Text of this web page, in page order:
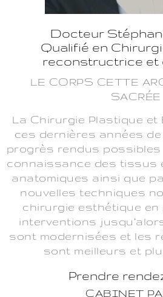
Docteur
Qualifié en
reconstructrice et
LE CORPS CETTE
SACRÉE
La Chirurgie Plastique
ces dernières années
progrès rendus possibles
connaissance des tissus
anatomiques ainsi que
nouvelles techniques
chirurgie esthétique en
interventions
sont modernisées et les
sont meilleurs et
Prendre
CABINET